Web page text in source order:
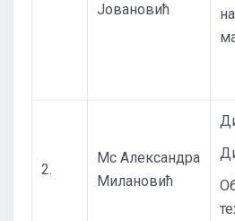
Јовановић
2.
Мс Александра
Милановић